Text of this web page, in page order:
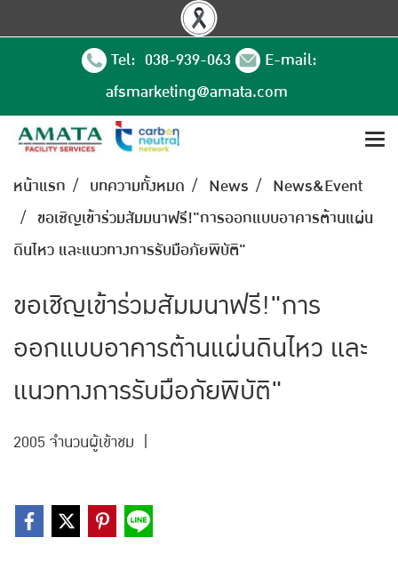
Tel: 038-939-063
E-mail:
afsmarketing@amata.com
หน้าแรก บทความทั้งหมด News
News&Event
ขอเชิญเข้าร่วมสัมมนาฟรี!"การออกแบบอาคารต้านแผ่น
ดินไหว และแนวทางการรับมือภัยพิบัติ"
ขอเชิญเข้าร่วมสัมมนาฟรี!"การ
ออกแบบอาคารต้านแผ่นดินไหว และ
แนวทางการรับมือภัยพิบัติ"
2005 จำนวนผู้เข้าชม |